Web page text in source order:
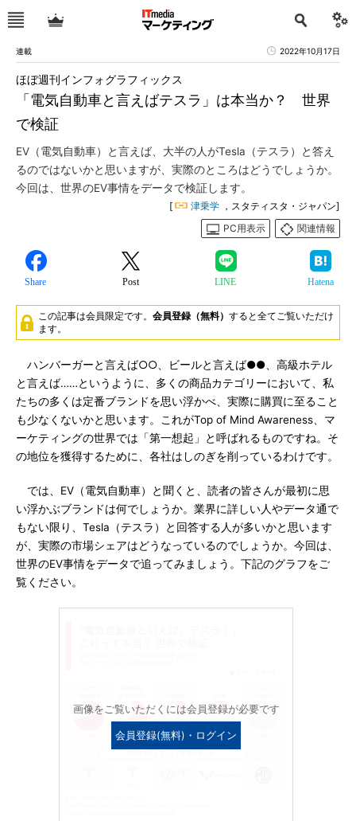
連載 2022年10月17日
「電気自動車と言えばテスラ」は本当か？ 世界
で検証
ほぼ週刊インフォグラフィックス
EV（電気自動車）と言えば、大半の人がTesla（テスラ）と答え
るのではないかと思いますが、実際のところはどうでしょうか。
今回は、世界のEV事情をデータで検証します。
[ 津乗学 ，スタティスタ・ジャパン]
PC用表示
関連情報
Share Post LINE Hatena
この記事は会員限定です。 会員登録（無料） すると全てご覧いただけ
ます。
ハンバーガーと言えば○○、ビールと言えば●●、高級ホテル
と言えば……というように、多くの商品カテゴリーにおいて、私
たちの多くは定番ブランドを思い浮かべ、実際に購買に至ること
も少なくないかと思います。これがTop of Mind Awareness、マ
ーケティングの世界では「第一想起」と呼ばれるものですね。そ
の地位を獲得するために、各社はしのぎを削っているわけです。
では、EV（電気自動車）と聞くと、読者の皆さんが最初に思
い浮かぶブランドは何でしょうか。業界に詳しい人やデータ通で
もない限り、Tesla（テスラ）と回答する人が多いかと思います
が、実際の市場シェアはどうなっているのでしょうか。今回は、
世界のEV事情をデータで追ってみましょう。下記のグラフをご
覧ください。
画像をご覧いただくには会員登録が必要です
会員登録(無料)・ログイン